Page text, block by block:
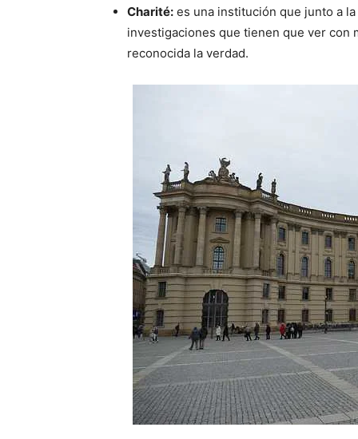
Charité: es una institución que junto a
investigaciones que tienen que ver con
reconocida la verdad.